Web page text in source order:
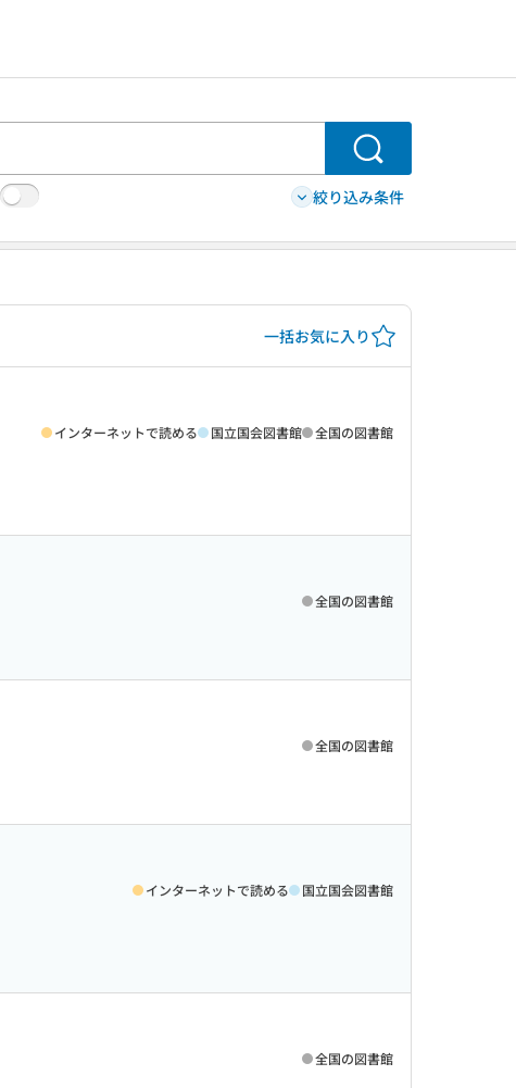
検索
絞り込み条件
一括お気に入り
インターネットで読める 国立国会図書館 全国の図書館
全国の図書館
全国の図書館
インターネットで読める 国立国会図書館
全国の図書館